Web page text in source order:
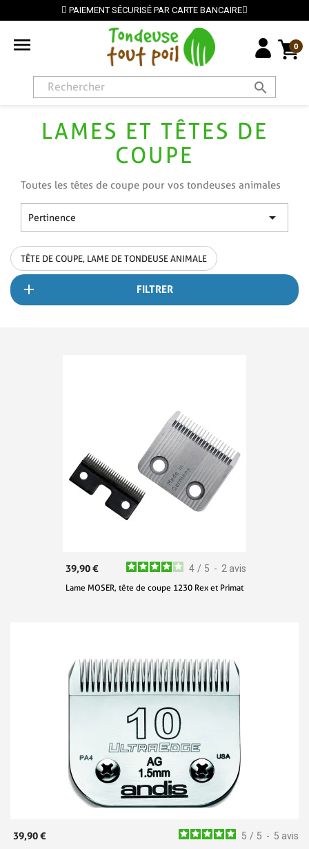
PAIEMENT SÉCURISÉ PAR CARTE BANCAIRE
 0
search
LAMES ET TÊTES DE
COUPE
Toutes les têtes de coupe pour vos tondeuses animales
Pertinence 
TÊTE DE COUPE, LAME DE TONDEUSE ANIMALE
FILTRER
4 / 5 - 2 avis
39,90 €
Lame MOSER, tête de coupe 1230 Rex et Primat
5 / 5 - 5 avis
39,90 €